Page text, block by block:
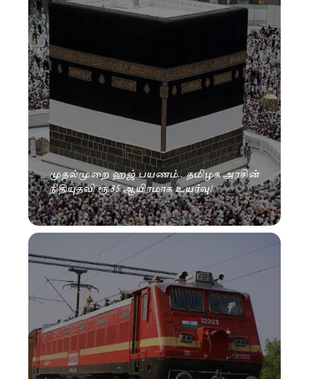
முதல்முறை ஹஜ் பயணம்.. தமிழக அரசின்
நிதியுதவி ரூ.35 ஆயிரமாக உயர்வு!